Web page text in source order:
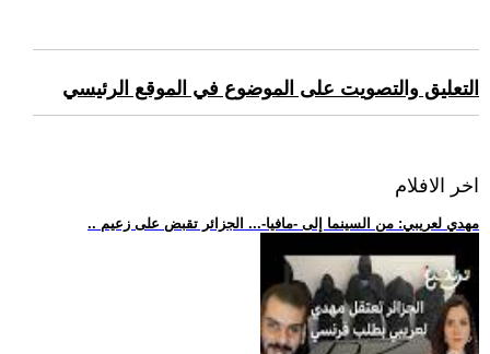
التعليق والتصويت على الموضوع في الموقع الرئيسي
اخر الافلام
.. مهدي لعريبي: من السينما إلى -مافيا-... الجزائر تقبض على زعيم